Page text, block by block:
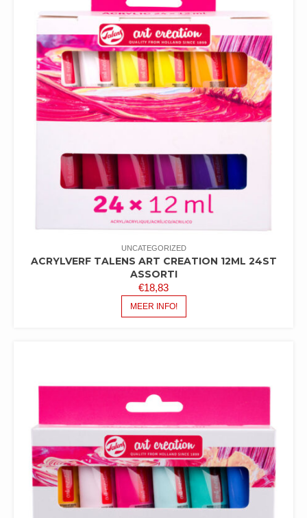
UNCATEGORIZED
ACRYLVERF TALENS ART CREATION 12ML 24ST
ASSORTI
€18,83
MEER INFO!